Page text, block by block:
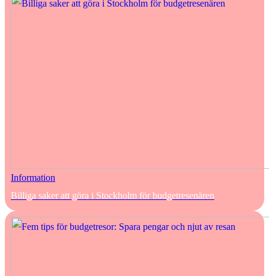
Information
Billiga saker att göra i Stockholm för budgetresenären